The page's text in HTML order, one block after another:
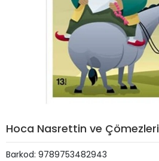
Hoca Nasrettin ve Çömezleri
Barkod: 9789753482943